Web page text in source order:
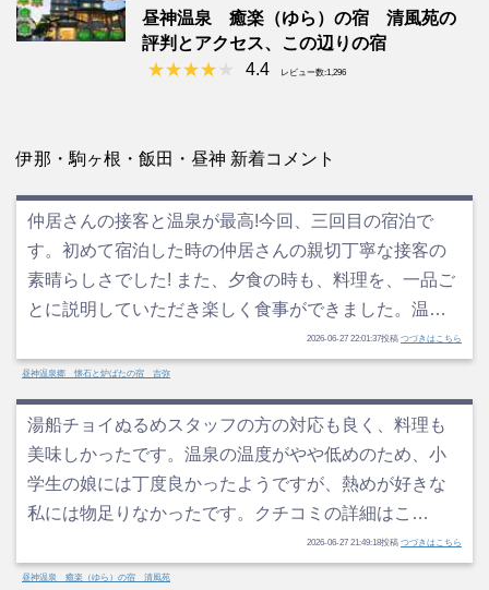
昼神温泉 癒楽（ゆら）の宿 清風苑の
評判とアクセス、この辺りの宿
4.4
レビュー数:1,296
伊那・駒ヶ根・飯田・昼神 新着コメント
仲居さんの接客と温泉が最高!今回、三回目の宿泊で
す。初めて宿泊した時の仲居さんの親切丁寧な接客の
素晴らしさでした! また、夕食の時も、料理を、一品ご
とに説明していただき楽しく食事ができました。温…
2026-06-27 22:01:37投稿 つづきはこちら
昼神温泉郷 懐石と炉ばたの宿 吉弥
湯船チョイぬるめスタッフの方の対応も良く、料理も
美味しかったです。温泉の温度がやや低めのため、小
学生の娘には丁度良かったようですが、熱めが好きな
私には物足りなかったです。クチコミの詳細はこ…
2026-06-27 21:49:18投稿 つづきはこちら
昼神温泉 癒楽（ゆら）の宿 清風苑